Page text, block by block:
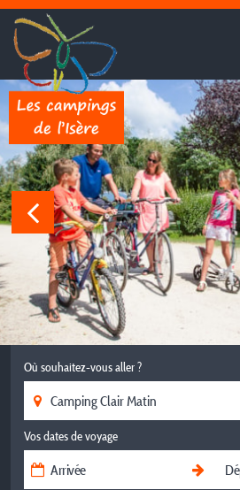
Où souhaitez-vous aller ?
Vos dates de voyage